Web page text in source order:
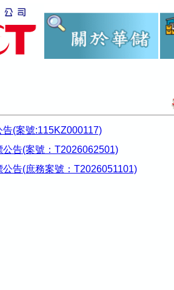
(案號:115KZ000117)
公告(案號：T2026062501)
告(庶務案號：T2026051101)